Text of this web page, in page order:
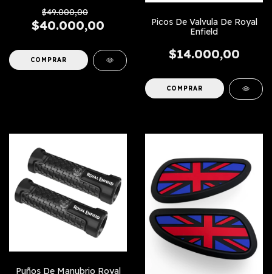
$49.000,00
$40.000,00
Picos De Valvula De Royal
Enfield
$14.000,00
COMPRAR
Puños De Manubrio Royal